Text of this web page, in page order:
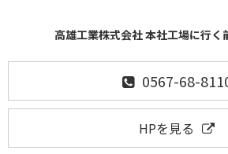
高雄工業株式会社 本社工場に行く
0567-68-
HPを見る